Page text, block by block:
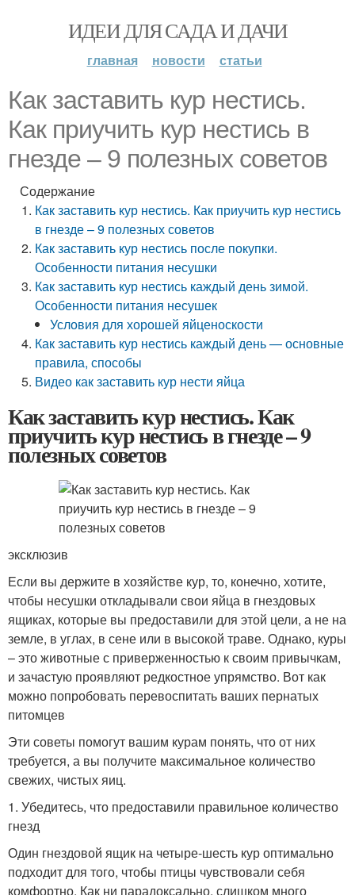
ИДЕИ ДЛЯ САДА И ДАЧИ
главная новости статьи
Как заставить кур нестись.
Как приучить кур нестись в
гнезде – 9 полезных советов
Содержание
Как заставить кур нестись. Как приучить кур нестись
в гнезде – 9 полезных советов
Как заставить кур нестись после покупки.
Особенности питания несушки
Как заставить кур нестись каждый день зимой.
Особенности питания несушек
Условия для хорошей яйценоскости
Как заставить кур нестись каждый день — основные
правила, способы
Видео как заставить кур нести яйца
Как заставить кур нестись. Как
приучить кур нестись в гнезде – 9
полезных советов
эксклюзив
Если вы держите в хозяйстве кур, то, конечно, хотите,
чтобы несушки откладывали свои яйца в гнездовых
ящиках, которые вы предоставили для этой цели, а не на
земле, в углах, в сене или в высокой траве. Однако, куры
– это животные с приверженностью к своим привычкам,
и зачастую проявляют редкостное упрямство. Вот как
можно попробовать перевоспитать ваших пернатых
питомцев
Эти советы помогут вашим курам понять, что от них
требуется, а вы получите максимальное количество
свежих, чистых яиц.
1. Убедитесь, что предоставили правильное количество
гнезд
Один гнездовой ящик на четыре-шесть кур оптимально
подходит для того, чтобы птицы чувствовали себя
комфортно. Как ни парадоксально, слишком много